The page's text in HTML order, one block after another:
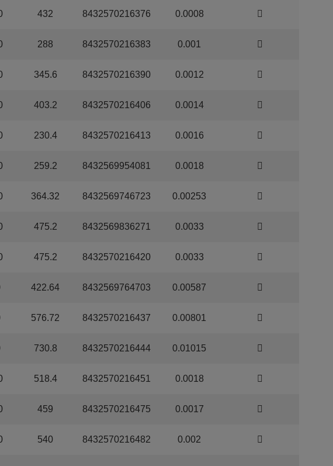
432 8432570216376 0.0008
288 8432570216383 0.001
345.6 8432570216390 0.0012
403.2 8432570216406 0.0014
230.4 8432570216413 0.0016
259.2 8432569954081 0.0018
364.32 8432569746723 0.00253
475.2 8432569836271 0.0033
475.2 8432570216420 0.0033
422.64 8432569764703 0.00587
576.72 8432570216437 0.00801
730.8 8432570216444 0.01015
518.4 8432570216451 0.0018
459 8432570216475 0.0017
540 8432570216482 0.002